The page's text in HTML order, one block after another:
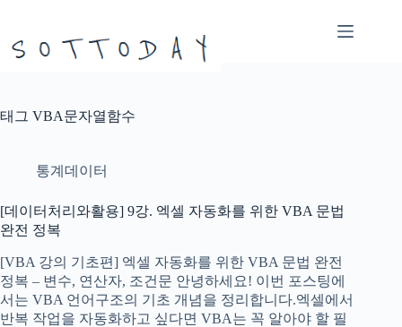
으
뛰
태그 VBA문자열함수
통계데이터
[데이터처리와활용] 9강. 엑셀 자동화를 위한 VBA 문법
완전 정복
[VBA 강의 기초편] 엑셀 자동화를 위한 VBA 문법 완전
정복 – 변수, 연산자, 조건문 안녕하세요! 이번 포스팅에
서는 VBA 언어구조의 기초 개념을 정리합니다.엑셀에서
반복 작업을 자동화하고 싶다면 VBA는 꼭 알아야 할 필